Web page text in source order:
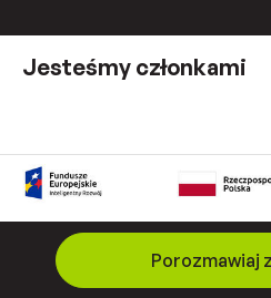
Jesteśmy członkami
Porozmawiaj